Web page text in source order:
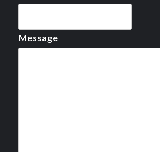
Message